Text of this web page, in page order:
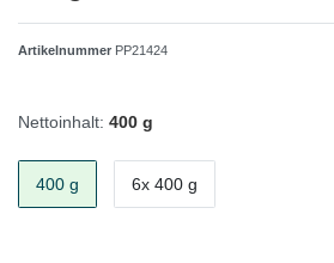
Artikelnummer PP21424
Nettoinhalt: 400 g
400 g 6x 400 g